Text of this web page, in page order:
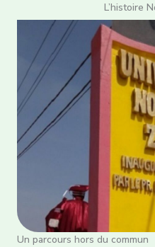
L’histoire
Un parcours hors du commun